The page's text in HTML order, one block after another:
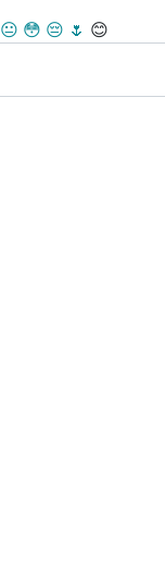
😐 😳 😔 🌷 😊